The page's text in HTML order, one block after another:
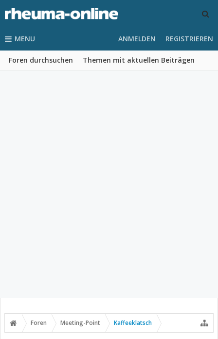
MENU
Foren durchsuchen Themen mit aktuellen Beiträgen
ANMELDEN REGISTRIEREN
Foren Meeting-Point Kaffeeklatsch